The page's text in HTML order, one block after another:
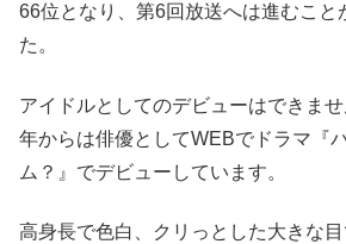
66位となり、第6回放送へは進むこと
た。
アイドルとしてのデビューはできま
年からは俳優としてWEBでドラマ 『
ム？』 でデビューしています。
高身長で色白、クリっとした大きな